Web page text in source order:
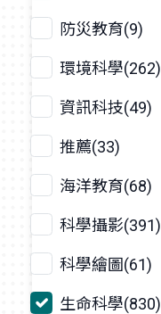
防災教育(9)
環境科學(262)
資訊科技(49)
推薦(33)
海洋教育(68)
科學攝影(391)
科學繪圖(61)
生命科學(830)